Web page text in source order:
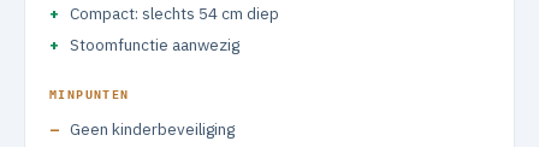
Compact: slechts 54 cm diep
Stoomfunctie aanwezig
MINPUNTEN
Geen kinderbeveiliging